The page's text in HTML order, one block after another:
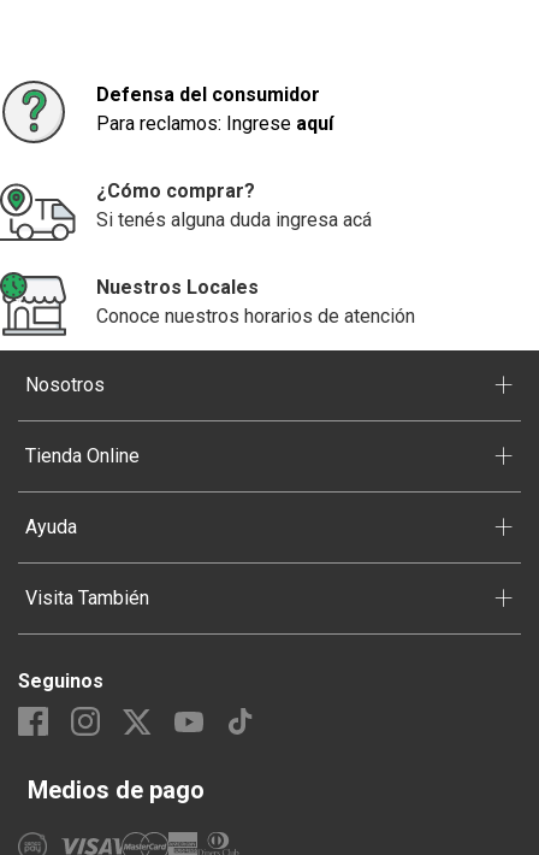
Defensa del consumidor
Para reclamos: Ingrese aquí
¿Cómo comprar?
Si tenés alguna duda ingresa acá
Nuestros Locales
Conoce nuestros horarios de atención
Nosotros +
Tienda Online +
Ayuda +
Visita También +
Seguinos
Medios de pago